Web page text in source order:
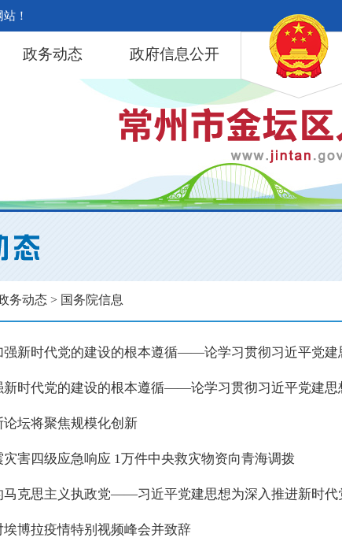
！
政务动态 政府信息公开
务动态 > 国务院信息
强新时代党的建设的根本遵循——论学习贯彻习近平党建
新时代党的建设的根本遵循——论学习贯彻习近平党建思
坛将聚焦规模化创新
害四级应急响应 1万件中央救灾物资向青海调拨
马克思主义执政党——习近平党建思想为深入推进新时代
博拉疫情特别视频峰会并致辞